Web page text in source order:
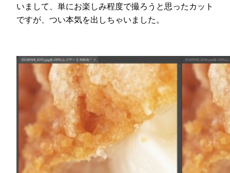
いまして、単にお楽しみ程度で撮ろうと思ったカット
ですが、つい本気を出しちゃいました。